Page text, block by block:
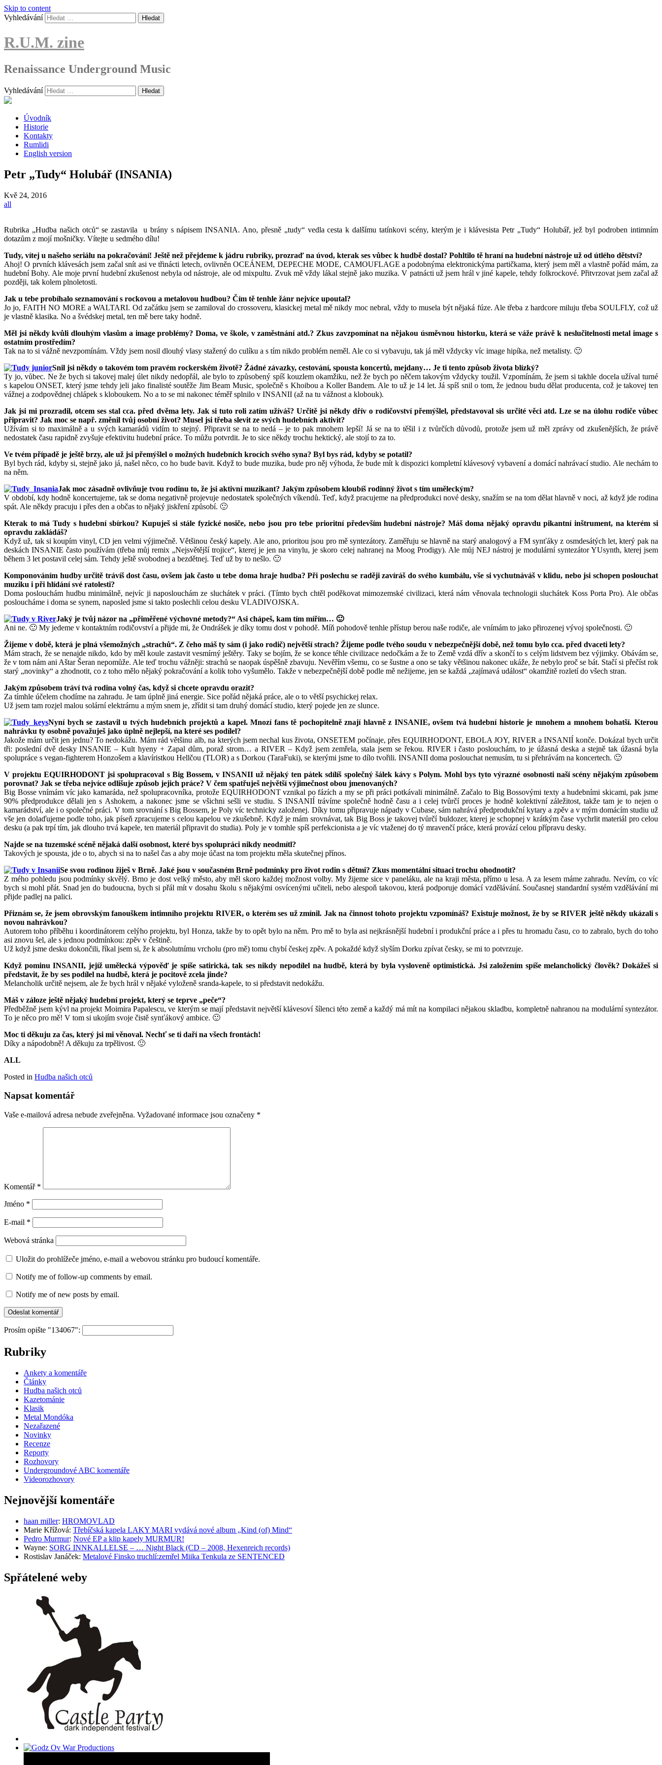
Skip to content
Vyhledávání
R.U.M. zine
Renaissance Underground Music
Vyhledávání
Úvodník
Historie
Kontakty
Rumlidi
English version
Petr „Tudy“ Holubář (INSANIA)
Kvě 24, 2016
all
Rubrika „Hudba našich otců“ se zastavila u brány s nápisem INSANIA. Ano, přesně „tudy“ vedla cesta k dalšímu tatínkovi scény, kterým je i klávesista Petr „Tudy“ Holubář, jež byl podroben intimním
dotazům z mojí mošničky. Vítejte u sedmého dílu!
Tudy, vítej u našeho seriálu na pokračování! Ještě než přejdeme k jádru rubriky, prozraď na úvod, kterak ses vůbec k hudbě dostal? Pohltilo tě hraní na hudební nástroje už od útlého dětství?
Ahoj! O prvních klávesách jsem začal snít asi ve třinácti letech, ovlivněn OCEÁNEM, DEPECHE MODE, CAMOUFLAGE a podobnýma elektronickýma partičkama, který jsem měl a vlastně pořád mám, za
hudební Bohy. Ale moje první hudební zkušenost nebyla od nástroje, ale od mixpultu. Zvuk mě vždy lákal stejně jako muzika. V patnácti už jsem hrál v jiné kapele, tehdy folkrockové. Přitvrzovat jsem začal až
později, tak kolem plnoletosti.
Jak u tebe probíhalo seznamování s rockovou a metalovou hudbou? Čím tě tenhle žánr nejvíce upoutal?
Jo jo, FAITH NO MORE a WALTARI. Od začátku jsem se zamiloval do crossoveru, klasickej metal mě nikdy moc nebral, vždy to musela být nějaká fúze. Ale třeba z hardcore miluju třeba SOULFLY, což už
je vlastně klasika. No a švédskej metal, ten mě bere taky hodně.
Měl jsi někdy kvůli dlouhým vlasům a image problémy? Doma, ve škole, v zaměstnání atd.? Zkus zavzpomínat na nějakou úsměvnou historku, která se váže právě k neslučitelnosti metal image s
ostatním prostředím?
Tak na to si vážně nevzpomínám. Vždy jsem nosil dlouhý vlasy stažený do culíku a s tím nikdo problém neměl. Ale co si vybavuju, tak já měl vždycky víc image hipíka, než metalisty. 🙂
Snil jsi někdy o takovém tom pravém rockerském životě? Žádné závazky, cestování, spousta koncertů, mejdany… Je ti tento způsob života blízký?
Ty jo, vůbec. Ne že bych si takovej malej úlet nikdy nedopřál, ale bylo to způsobený spíš kouzlem okamžiku, než že bych po něčem takovým vždycky toužil. Vzpomínám, že jsem si takhle docela užíval turné
s kapelou ONSET, který jsme tehdy jeli jako finalisté soutěže Jim Beam Music, společně s Khoibou a Koller Bandem. Ale to už je 14 let. Já spíš snil o tom, že jednou budu dělat producenta, což je takovej ten
vážnej a zodpovědnej chlápek s kloboukem. No a to se mi nakonec téměř splnilo v INSANII (až na tu vážnost a klobouk).
Jak jsi mi prozradil, otcem ses stal cca. před dvěma lety. Jak si tuto roli zatím užíváš? Určitě jsi někdy dřív o rodičovství přemýšlel, představoval sis určité věci atd. Lze se na úlohu rodiče vůbec
připravit? Jak moc se např. změnil tvůj osobní život? Musel jsi třeba slevit ze svých hudebních aktivit?
Užívám si to maximálně a u svých kamarádů vidím to stejný. Připravit se na to nedá – je to pak mnohem lepší! Já se na to těšil i z tvůrčích důvodů, protože jsem už měl zprávy od zkušenějších, že právě
nedostatek času rapidně zvyšuje efektivitu hudební práce. To můžu potvrdit. Je to sice někdy trochu hektický, ale stojí to za to.
Ve tvém případě je ještě brzy, ale už jsi přemýšlel o možných hudebních krocích svého syna? Byl bys rád, kdyby se potatil?
Byl bych rád, kdyby si, stejně jako já, našel něco, co ho bude bavit. Když to bude muzika, bude pro něj výhoda, že bude mít k dispozici kompletní klávesový vybavení a domácí nahrávací studio. Ale nechám to
na něm.
Jak moc zásadně ovlivňuje tvou rodinu to, že jsi aktivní muzikant? Jakým způsobem kloubíš rodinný život s tím uměleckým?
V období, kdy hodně koncertujeme, tak se doma negativně projevuje nedostatek společných víkendů. Teď, když pracujeme na předprodukci nové desky, snažím se na tom dělat hlavně v noci, až když jde rodina
spát. Ale někdy pracuju i přes den a občas to nějaký jiskření způsobí. 🙂
Kterak to má Tudy s hudební sbírkou? Kupuješ si stále fyzické nosiče, nebo jsou pro tebe prioritní především hudební nástroje? Máš doma nějaký opravdu pikantní inštrument, na kterém si
opravdu zakládáš?
Když už, tak si koupím vinyl, CD jen velmi výjimečně. Většinou český kapely. Ale ano, prioritou jsou pro mě syntezátory. Zaměřuju se hlavně na starý analogový a FM synťáky z osmdesátých let, který pak na
deskách INSANIE často používám (třeba můj remix „Nejsvětější trojice“, kterej je jen na vinylu, je skoro celej nahranej na Moog Prodigy). Ale můj NEJ nástroj je modulární syntezátor YUsynth, kterej jsem
během 3 let postavil celej sám. Tehdy ještě svobodnej a bezdětnej. Teď už by to nešlo. 🙂
Komponováním hudby určitě trávíš dost času, ovšem jak často u tebe doma hraje hudba? Při poslechu se raději zavíráš do svého kumbálu, vše si vychutnáváš v klidu, nebo jsi schopen poslouchat
muziku i při hlídání své ratolesti?
Doma poslouchám hudbu minimálně, nejvíc ji naposlouchám ze sluchátek v práci. (Tímto bych chtěl poděkovat mimozemské civilizaci, která nám věnovala technologii sluchátek Koss Porta Pro). Ale občas
posloucháme i doma se synem, naposled jsme si takto poslechli celou desku VLADIVOJSKA.
Jaký je tvůj názor na „přiměřené výchovné metody?“ Asi chápeš, kam tím mířím… 🙂
Ani ne. 🙂 My jedeme v kontaktním rodičovství a přijde mi, že Ondrášek je díky tomu dost v pohodě. Míň pohodově tenhle přístup berou naše rodiče, ale vnímám to jako přirozenej vývoj společnosti. 🙂
Žijeme v době, která je plná všemožných „strachů“. Z čeho máš ty sám (i jako rodič) největší strach? Žijeme podle tvého soudu v nebezpečnější době, než tomu bylo cca. před dvaceti lety?
Mám strach, že se nenajde nikdo, kdo by měl koule zastavit vesmírný ještěry. Taky se bojím, že se konce téhle civilizace nedočkám a že to Země vzdá dřív a skončí to s celým lidstvem bez výjimky. Obávám se,
že v tom nám ani Aštar Šeran nepomůže. Ale teď trochu vážněji: strachů se naopak úspěšně zbavuju. Nevěřím všemu, co se šustne a ono se taky většinou nakonec ukáže, že nebylo proč se bát. Stačí si přečíst rok
starý „novinky“ a zhodnotit, co z toho mělo nějaký pokračování a kolik toho vyšumělo. Takže v nebezpečnější době podle mě nežijeme, jen se každá „zajímavá událost“ okamžitě rozletí do všech stran.
Jakým způsobem tráví tvá rodina volný čas, když si chcete opravdu orazit?
Za tímhle účelem chodíme na zahradu. Je tam úplně jiná energie. Sice pořád nějaká práce, ale o to větší psychickej relax.
Už jsem tam rozjel malou solární elektrárnu a mým snem je, zřídit si tam druhý domácí studio, který pojede jen ze slunce.
Nyní bych se zastavil u tvých hudebních projektů a kapel. Mnozí fans tě pochopitelně znají hlavně z INSANIE, ovšem tvá hudební historie je mnohem a mnohem bohatší. Kterou
nahrávku ty osobně považuješ jako úplně nejlepší, na které ses podílel?
Jakože mám určit jen jednu? To nedokážu. Mám rád většinu alb, na kterých jsem nechal kus života, ONSETEM počínaje, přes EQUIRHODONT, EBOLA JOY, RIVER a INSANIÍ konče. Dokázal bych určit
tři: poslední dvě desky INSANIE – Kult hyeny + Zapal dům, poraž strom… a RIVER – Když jsem zemřela, stala jsem se řekou. RIVER i často poslouchám, to je úžasná deska a stejně tak úžasná byla
spolupráce s vegan-fighterem Honzošem a klavíristkou Hellčou (TLOR) a s Dorkou (TaraFuki), se kterými jsme to dílo tvořili. INSANII doma poslouchat nemusím, tu si přehrávám na koncertech. 🙂
V projektu EQUIRHODONT jsi spolupracoval s Big Bossem, v INSANII už nějaký ten pátek sdílíš společný šálek kávy s Polym. Mohl bys tyto výrazné osobnosti naší scény nějakým způsobem
porovnat? Jak se třeba nejvíce odlišuje způsob jejich práce? V čem spatřuješ největší výjimečnost obou jmenovaných?
Big Bosse vnímám víc jako kamaráda, než spolupracovníka, protože EQUIRHODONT vznikal po fázích a my se při práci potkávali minimálně. Začalo to Big Bossovými texty a hudebními skicami, pak jsme
90% předprodukce dělali jen s Ashokem, a nakonec jsme se všichni sešli ve studiu. S INSANIÍ trávíme společně hodně času a i celej tvůrčí proces je hodně kolektivní záležitost, takže tam je to nejen o
kamarádství, ale i o společné práci. V tom srovnání s Big Bossem, je Poly víc technicky založenej. Díky tomu připravuje nápady v Cubase, sám nahrává předprodukční kytary a zpěv a v mým domácím studiu už
vše jen dolaďujeme podle toho, jak píseň zpracujeme s celou kapelou ve zkušebně. Když je mám srovnávat, tak Big Boss je takovej tvůrčí buldozer, kterej je schopnej v krátkým čase vychrlit materiál pro celou
desku (a pak trpí tím, jak dlouho trvá kapele, ten materiál připravit do studia). Poly je v tomhle spíš perfekcionista a je víc vtaženej do tý mravenčí práce, která provází celou přípravu desky.
Najde se na tuzemské scéně nějaká další osobnost, které bys spolupráci nikdy neodmítl?
Takových je spousta, jde o to, abych si na to našel čas a aby moje účast na tom projektu měla skutečnej přínos.
Se svou rodinou žiješ v Brně. Jaké jsou v současném Brně podmínky pro život rodin s dětmi? Zkus momentální situaci trochu ohodnotit?
Z mého pohledu jsou podmínky skvělý. Brno je dost velký město, aby měl skoro každej možnost volby. My žijeme sice v paneláku, ale na kraji města, přímo u lesa. A za lesem máme zahradu. Nevím, co víc
bych si mohl přát. Snad jen do budoucna, bych si přál mít v dosahu školu s nějakými osvícenými učiteli, nebo alespoň takovou, která podporuje domácí vzdělávání. Současnej standardní systém vzdělávání mi
přijde padlej na palici.
Přiznám se, že jsem obrovským fanouškem intimního projektu RIVER, o kterém ses už zmínil. Jak na činnost tohoto projektu vzpomínáš? Existuje možnost, že by se RIVER ještě někdy ukázali s
novou nahrávkou?
Autorem toho příběhu i koordinátorem celýho projektu, byl Honza, takže by to opět bylo na něm. Pro mě to byla asi nejkrásnější hudební i produkční práce a i přes tu hromadu času, co to zabralo, bych do toho
asi znovu šel, ale s jednou podmínkou: zpěv v češtině.
Už když jsme desku dokončili, říkal jsem si, že k absolutnímu vrcholu (pro mě) tomu chybí českej zpěv. A pokaždé když slyším Dorku zpívat česky, se mi to potvrzuje.
Když pominu INSANII, jejíž umělecká výpověď je spíše satirická, tak ses nikdy nepodílel na hudbě, která by byla vysloveně optimistická. Jsi založením spíše melancholický člověk? Dokážeš si
představit, že by ses podílel na hudbě, která je pocitově zcela jinde?
Melancholik určitě nejsem, ale že bych hrál v nějaké vyloženě sranda-kapele, to si představit nedokážu.
Máš v záloze ještě nějaký hudební projekt, který se teprve „peče“?
Předběžně jsem kývl na projekt Moimira Papalescu, ve kterým se mají představit největší klávesoví šílenci této země a každý má mít na kompilaci nějakou skladbu, kompletně nahranou na modulární syntezátor.
To je něco pro mě! V tom si ukojím svoje čistě synťákový ambice. 🙂
Moc ti děkuju za čas, který jsi mi věnoval. Nechť se ti daří na všech frontách!
Díky a nápodobně! A děkuju za trpělivost. 🙂
ALL
Posted in Hudba našich otců
Napsat komentář
Vaše e-mailová adresa nebude zveřejněna. Vyžadované informace jsou označeny *
Komentář *
Jméno *
E-mail *
Webová stránka
Uložit do prohlížeče jméno, e-mail a webovou stránku pro budoucí komentáře.
Notify me of follow-up comments by email.
Notify me of new posts by email.
Prosím opište "134067":
Rubriky
Ankety a komentáře
Články
Hudba našich otců
Kazetománie
Klasik
Metal Mondóka
Nezařazené
Novinky
Recenze
Reporty
Rozhovory
Undergroundové ABC komentáře
Videorozhovory
Nejnovější komentáře
haan miller: HROMOVLAD
Marie Křížová: Třebíčská kapela LAKY MARI vydává nové album „Kind (of) Mind“
Pedro Murmur: Nové EP a klip kapely MURMUR!
Wayne: SORG INNKALLELSE – … Night Black (CD – 2008, Hexenreich records)
Rostislav Janáček: Metalové Finsko truchlí:zemřel Miika Tenkula ze SENTENCED
Spřátelené weby